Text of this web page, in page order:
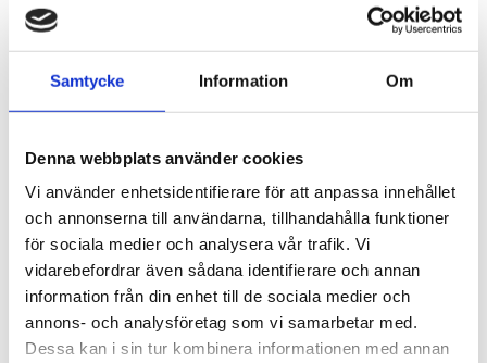
Samtycke Information Om
Denna webbplats använder cookies
Vi använder enhetsidentifierare för att anpassa innehållet
och annonserna till användarna, tillhandahålla funktioner
för sociala medier och analysera vår trafik. Vi
vidarebefordrar även sådana identifierare och annan
information från din enhet till de sociala medier och
annons- och analysföretag som vi samarbetar med.
Dessa kan i sin tur kombinera informationen med annan
430,00KR
Antal